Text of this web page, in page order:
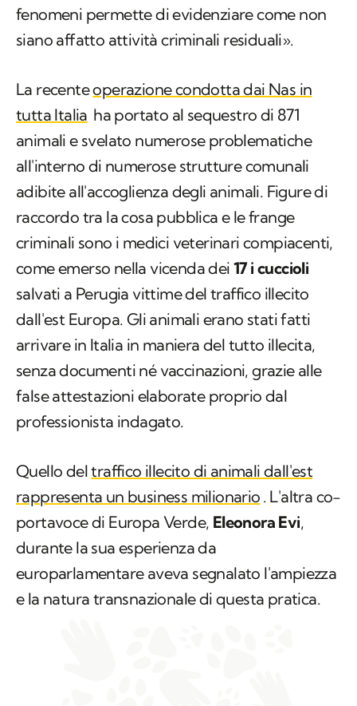
fenomeni permette di evidenziare come non
siano affatto attività criminali residuali».
La recenteoperazione condotta dai Nas in
tutta Italia ha portato al sequestro di 871
animali e svelato numerose problematiche
all'interno di numerose strutture comunali
adibite all'accoglienza degli animali. Figure di
raccordo tra la cosa pubblica e le frange
criminali sono i medici veterinari compiacenti,
come emerso nella vicenda dei 17 i cuccioli
salvati a Perugia vittime del traffico illecito
dall'est Europa. Gli animali erano stati fatti
arrivare in Italia in maniera del tutto illecita,
senza documenti né vaccinazioni, grazie alle
false attestazioni elaborate proprio dal
professionista indagato.
Quello deltraffico illecito di animali dall'est
rappresenta un business milionario . L'altra co-
portavoce di Europa Verde, Eleonora Evi,
durante la sua esperienza da
europarlamentare aveva segnalato l'ampiezza
e la natura transnazionale di questa pratica.